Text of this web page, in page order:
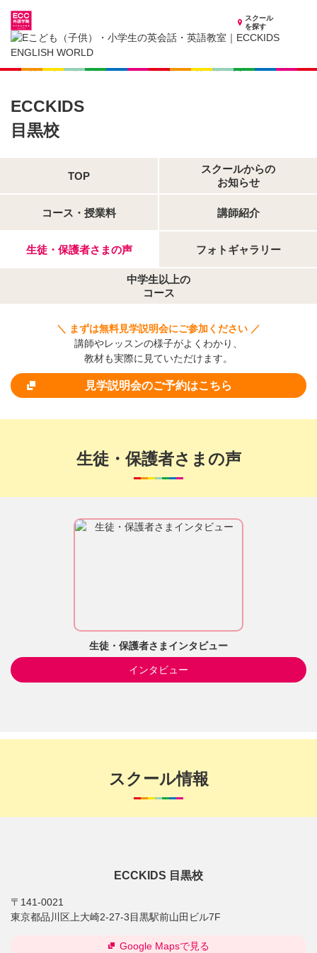
スクール
を探す
東京都の子供英会話・英語教室
子供（小学生）英会話・英語教室 ECCKIDS 目黒校
生徒・保護者さまの声
ECCKIDS
目黒校
TOP
スクールからの
お知らせ
コース・授業料 講師紹介
生徒・保護者さまの声 フォトギャラリー
中学生以上の
コース
＼ まずは無料見学説明会にご参加ください ／
講師やレッスンの様子がよくわかり、
教材も実際に見ていただけます。
見学説明会のご予約はこちら
生徒・保護者さまの声
生徒・保護者さまインタビュー
インタビュー
スクール情報
ECCKIDS 目黒校
〒141-0021
東京都品川区上大崎2-27-3目黒駅前山田ビル7F
Google Mapsで見る